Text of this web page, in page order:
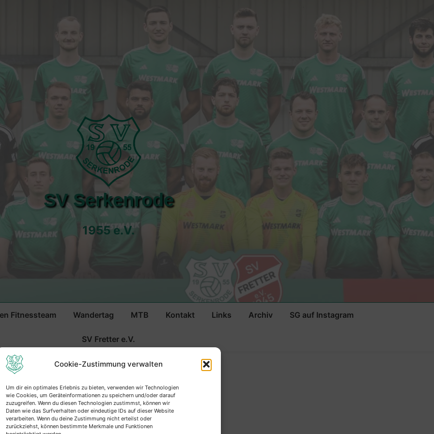
Cookie-Zustimmung verwalten
Um dir ein optimales Erlebnis zu bieten, verwenden wir Technologien
wie Cookies, um Geräteinformationen zu speichern und/oder darauf
zuzugreifen. Wenn du diesen Technologien zustimmst, können wir
Daten wie das Surfverhalten oder eindeutige IDs auf dieser Website
verarbeiten. Wenn du deine Zustimmung nicht erteilst oder
zurückziehst, können bestimmte Merkmale und Funktionen
SV Serkenrode
1955 e.V.
Saison
Fitnessteam Wandertag MTB Kontakt Links Archiv SG auf Instagram
SV Fretter e.V.